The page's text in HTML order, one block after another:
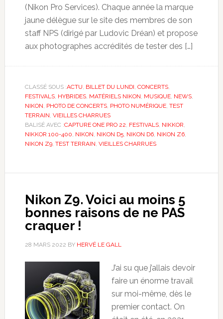
(Nikon Pro Services). Chaque année la marque
jaune délègue sur le site des membres de son
staff NPS (dirigé par Ludovic Dréan) et propose
aux photographes accrédités de tester des […]
CLASSÉ SOUS :ACTU BILLET DU LUNDI CONCERTS,
FESTIVALS, HYBRIDES, MATÉRIELS NIKON MUSIQUE, NEWS,
NIKON PHOTO DE CONCERTS, PHOTO NUMÉRIQUE, TEST
TERRAIN VIEILLES CHARRUES
BALISÉ AVEC :CAPTURE ONE PRO 22 FESTIVALS, NIKKOR
NIKKOR 100-400 NIKON NIKON D5, NIKON D6, NIKON Z6,
NIKON Z9, TEST TERRAIN VIEILLES CHARRUES
Nikon Z9. Voici au moins 5
bonnes raisons de ne PAS
craquer !
28 MARS 2022 BY HERVÉ LE GALL
J’ai su que j’allais devoir
faire un énorme travail
sur moi-même, dès le
premier contact. On